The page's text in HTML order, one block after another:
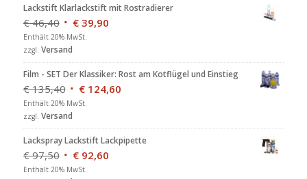
Lackstift Klarlackstift mit Rostradierer
€46,40 €39,90
Enthält 20% MwSt.
zzgl. Versand
Film - SET Der Klassiker: Rost am Kotflügel und Einstieg
€135,40 €124,60
Enthält 20% MwSt.
zzgl. Versand
Lackspray Lackstift Lackpipette
€97,50 €92,60
Enthält 20% MwSt.